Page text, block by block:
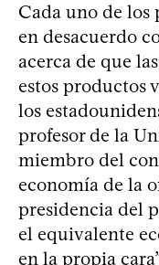
Cada uno de los
en desacuerdo
acerca de que
estos productos
los
profesor de la
miembro del
economía de la
presidencia del
el equivalente
en la propia